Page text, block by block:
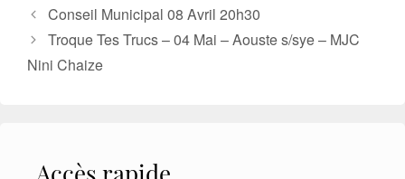
Conseil Municipal 08 Avril 20h30
Troque Tes Trucs – 04 Mai – Aouste s/sye – MJC
Nini Chaize
Accès rapide